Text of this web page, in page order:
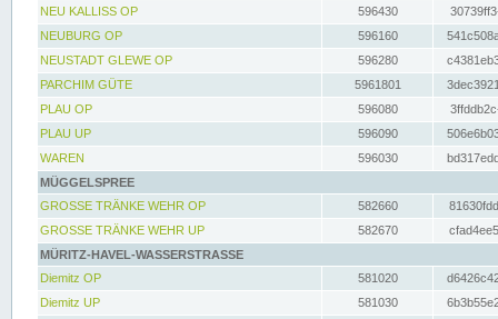
NEU KALLISS OP
596430
NEUBURG OP
596160
NEUSTADT GLEWE OP
596280
PARCHIM GÜTE
5961801
PLAU OP
596080
PLAU UP
596090
WAREN
596030
MÜGGELSPREE
GROSSE TRÄNKE WEHR OP
582660
GROSSE TRÄNKE WEHR UP
582670
MÜRITZ-HAVEL-WASSERSTRASSE
Diemitz OP
581020
Diemitz UP
581030